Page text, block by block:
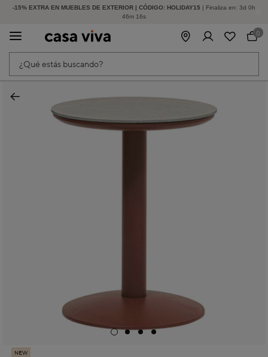
-15% EXTRA EN MUEBLES DE EXTERIOR | CÓDIGO: HOLIDAY15 | Finaliza en: 3d 0h
46m 16s
HASTA -60% DE DESCUENTO | SEGUNDAS REBAJAS
¿Qué estás buscando?
0
NEW